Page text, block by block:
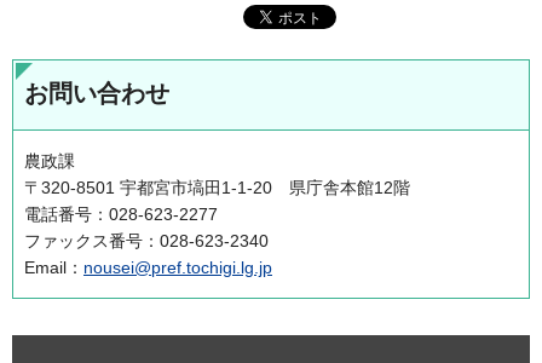
お問い合わせ
農政課
〒320-8501 宇都宮市塙田1-1-20 県庁舎本館12階
電話番号：028-623-2277
ファックス番号：028-623-2340
Email： nousei@pref.tochigi.lg.jp